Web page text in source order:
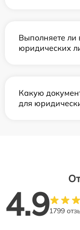
Выполняете ли
юридических
Какую
для
4.91799